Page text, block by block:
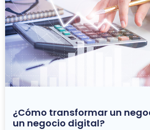
¿Cómo transformar un
un negocio digital?